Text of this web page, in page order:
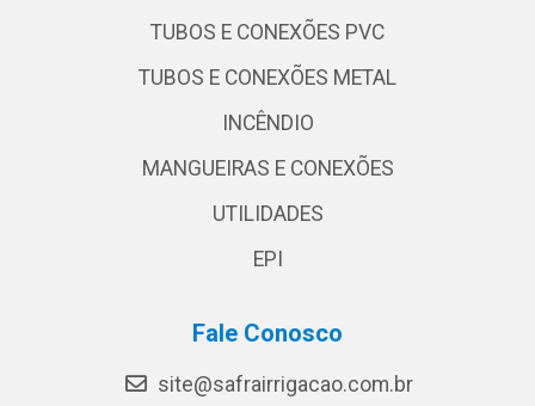
TUBOS E CONEXÕES PVC
TUBOS E CONEXÕES METAL
INCÊNDIO
MANGUEIRAS E CONEXÕES
UTILIDADES
EPI
Fale Conosco
site@safrairrigacao.com.br